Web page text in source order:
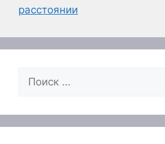
расстоянии
Поиск: